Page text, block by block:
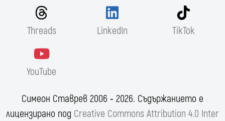
Threads LinkedIn TikTok
YouTube
Симеон Ставрев 2006 ‐ 2026. Съдържанието е
лицензирано под Creative Commons Attribution 4.0 Inter